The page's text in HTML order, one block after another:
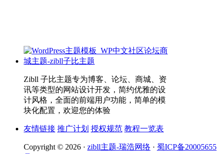
Zibll 子比主题专为博客、论坛、商城、资
讯等类型的网站设计开发，简约优雅的设
计风格，全面的前端用户功能，简单的模
块化配置，欢迎您的体验
友情链接 推广计划 授权规范 教程一览表
Copyright © 2026 · zibll主题-瑞浩网络 · 蜀ICP备20005655